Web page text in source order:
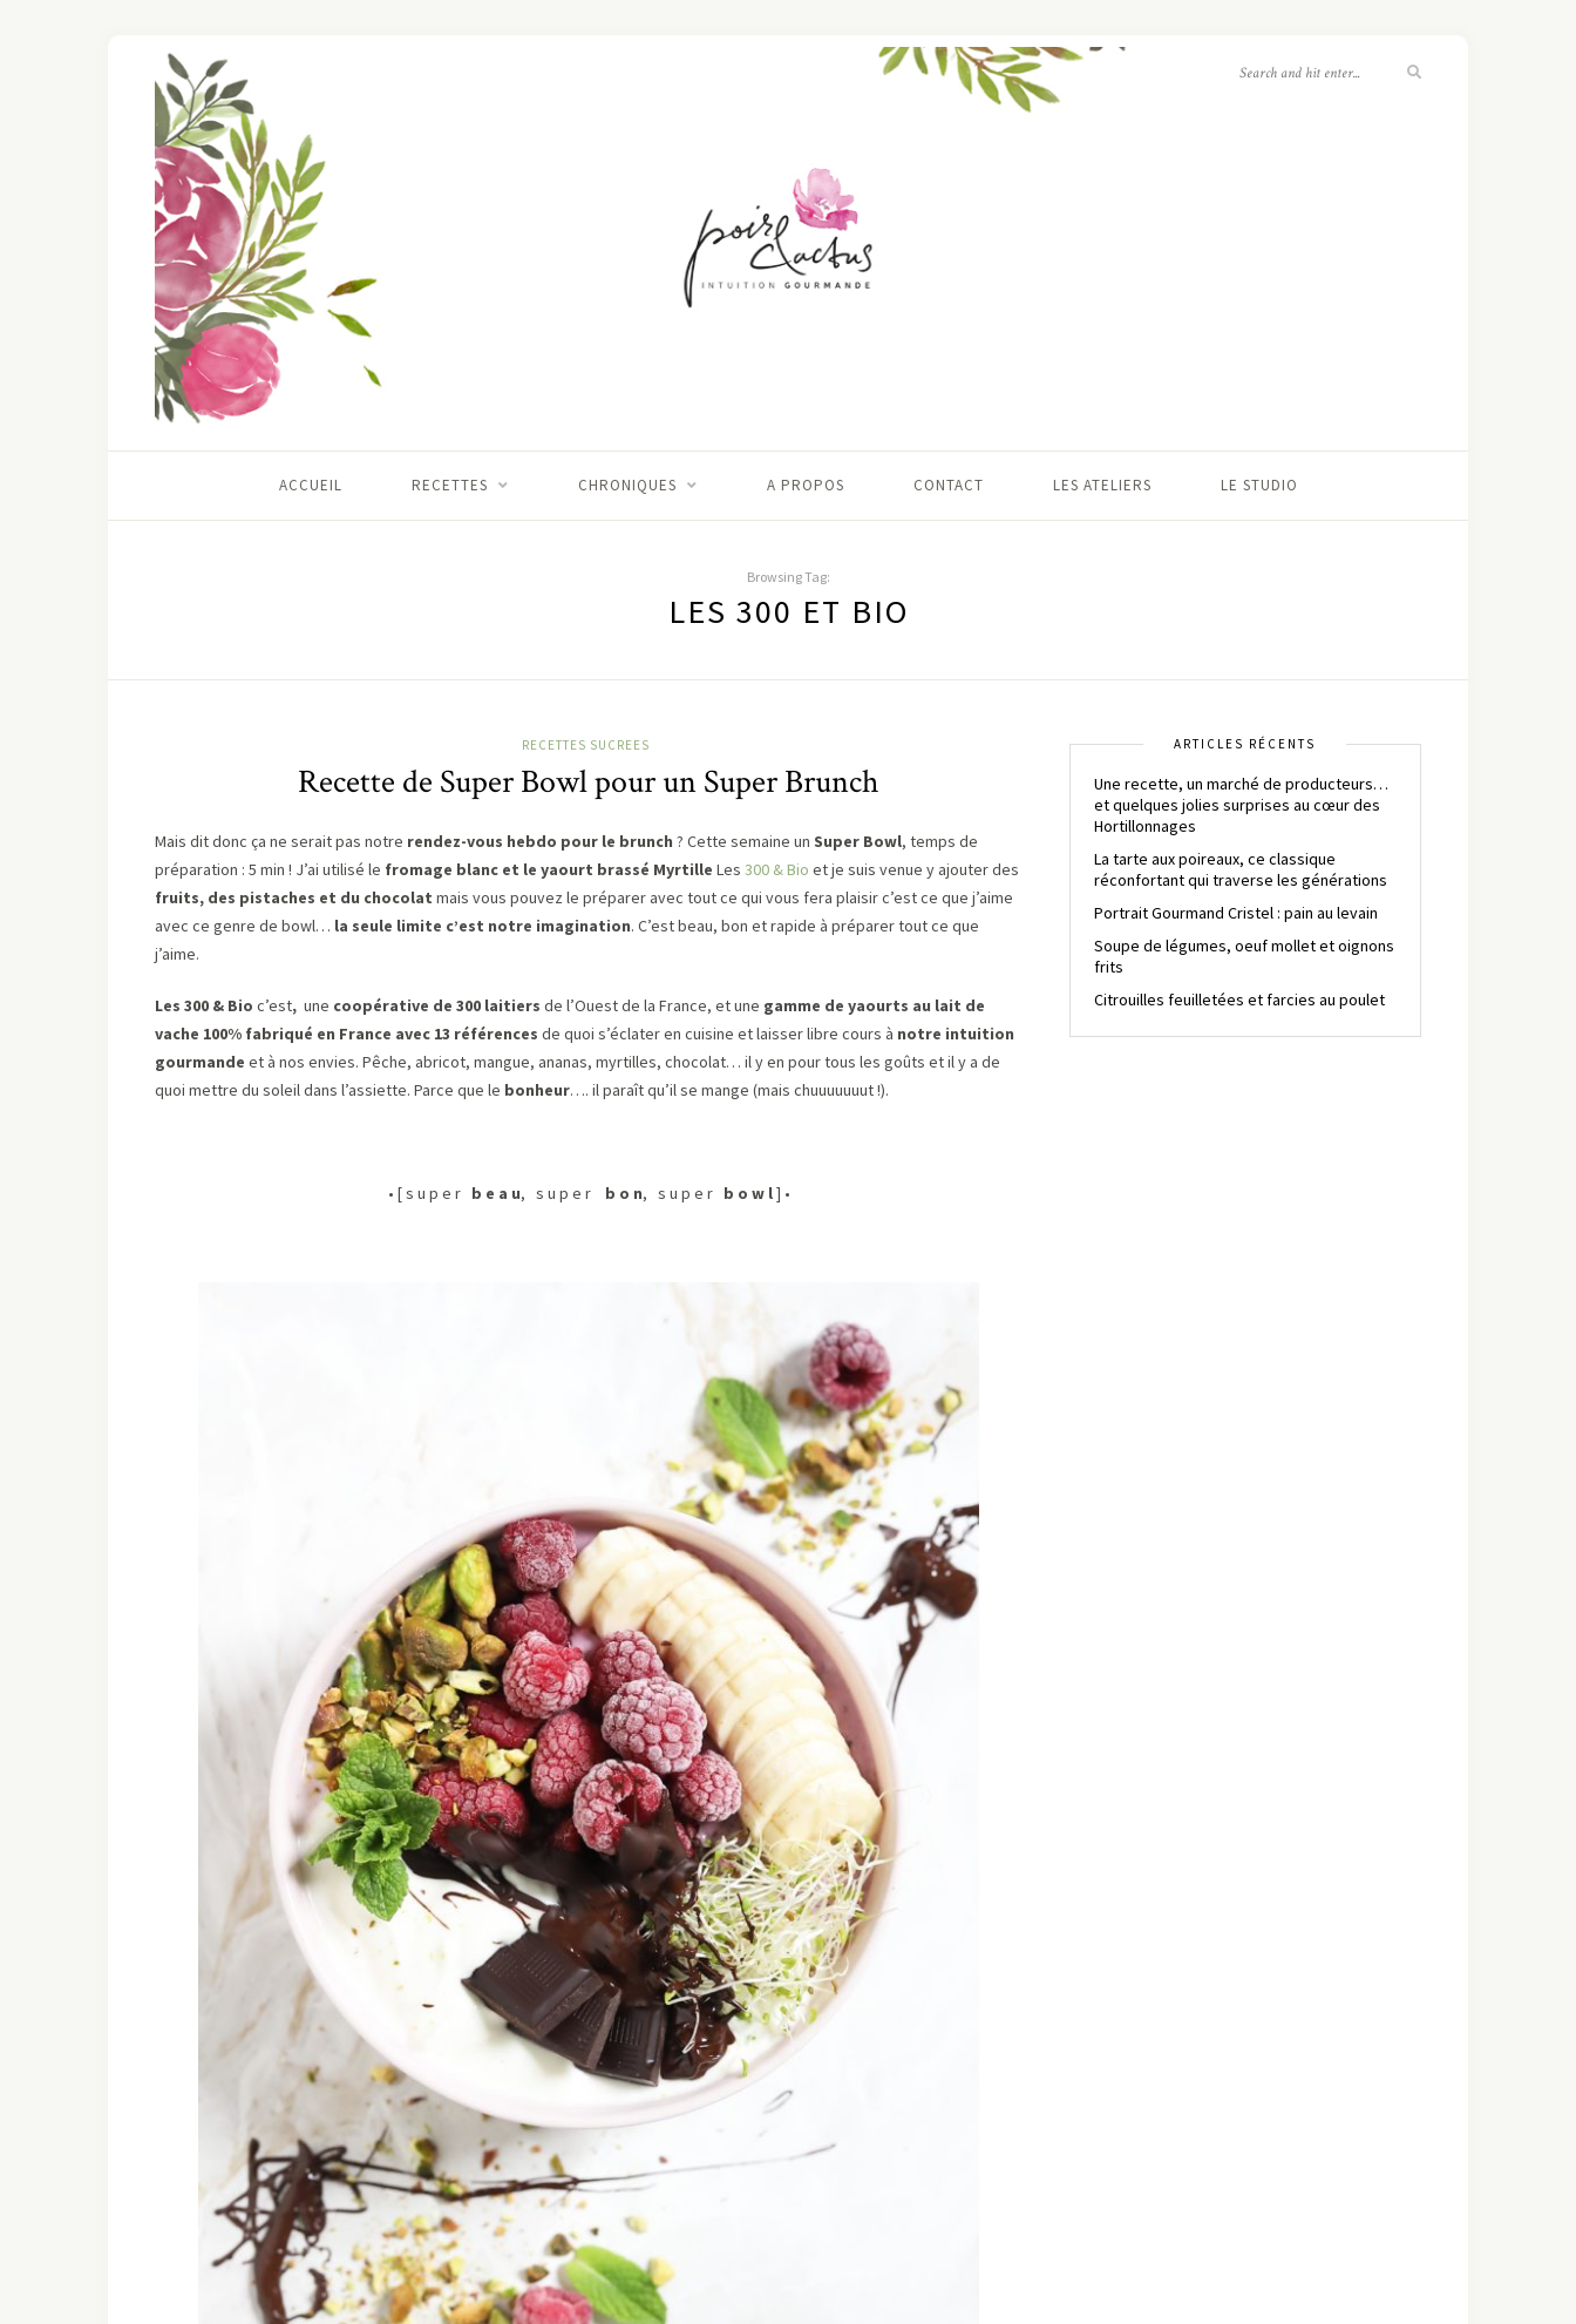
ACCUEIL RECETTES CHRONIQUES A PROPOS CONTACT LES ATELIERS LE STUDIO
Browsing Tag:
LES 300 ET BIO
RECETTES SUCREES
Recette de Super Bowl pour un Super Brunch
Mais dit donc ça ne serait pas notre rendez-vous hebdo pour le brunch ? Cette semaine un Super Bowl, temps de
préparation : 5 min ! J’ai utilisé le fromage blanc et le yaourt brassé Myrtille Les 300 & Bio et je suis venue y ajouter des
fruits, des pistaches et du chocolat mais vous pouvez le préparer avec tout ce qui vous fera plaisir c’est ce que j’aime
avec ce genre de bowl… la seule limite c’est notre imagination. C’est beau, bon et rapide à préparer tout ce que
j’aime.
Les 300 & Bio c’est, une coopérative de 300 laitiers de l’Ouest de la France, et une gamme de yaourts au lait de
vache 100% fabriqué en France avec 13 références de quoi s’éclater en cuisine et laisser libre cours à notre intuition
gourmande et à nos envies. Pêche, abricot, mangue, ananas, myrtilles, chocolat… il y en pour tous les goûts et il y a de
quoi mettre du soleil dans l’assiette. Parce que le bonheur…. il paraît qu’il se mange (mais chuuuuuuut !).
• [ s u p e r b e a u, s u p e r b o n, s u p e r b o w l] •
ARTICLES RÉCENTS
Une recette, un marché de producteurs…
et quelques jolies surprises au cœur des
Hortillonnages
La tarte aux poireaux, ce classique
réconfortant qui traverse les générations
Portrait Gourmand Cristel : pain au levain
Soupe de légumes, oeuf mollet et oignons
frits
Citrouilles feuilletées et farcies au poulet